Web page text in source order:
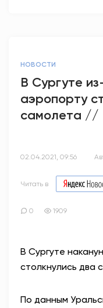
НОВОСТИ
В Сургуте
аэропорту
самолета
02.04.2021, 09:56
Читать в
0 1909
В Сургуте
столкнулись два
По данным